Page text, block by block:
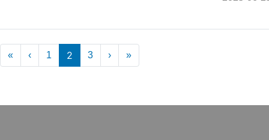
Oldalszámozás
«« Első
‹‹ Előző
1 2 3 ›Következő ›
»Utolsó »